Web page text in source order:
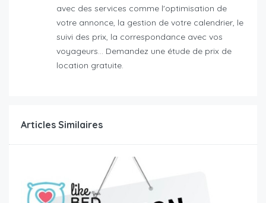
avec des services comme l'optimisation de
votre annonce, la gestion de votre calendrier, le
suivi des prix, la correspondance avec vos
voyageurs... Demandez une étude de prix de
location gratuite.
Articles Similaires